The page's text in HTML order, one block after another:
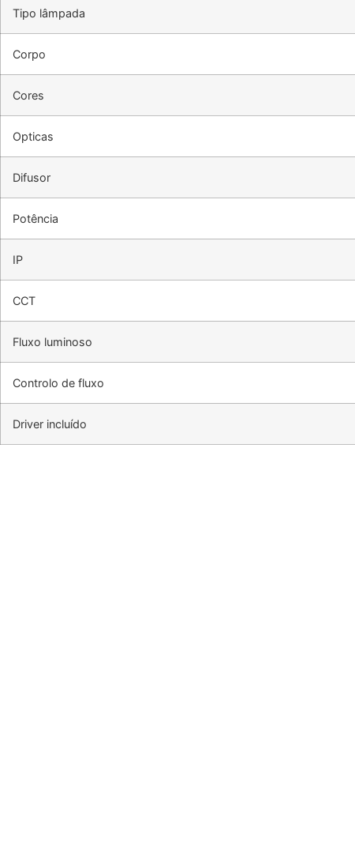
Tipo lâmpada
Corpo
Cores
Opticas
Difusor
Potência
IP
CCT
Fluxo luminoso
Controlo de fluxo
Driver incluído